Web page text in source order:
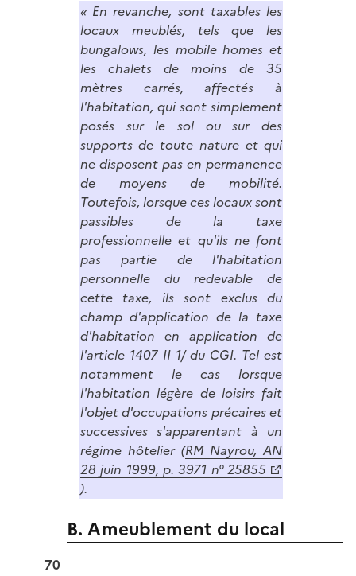
« En revanche, sont taxables les
locaux meublés, tels que les
bungalows, les mobile homes et
les chalets de moins de 35
mètres carrés, affectés à
l'habitation, qui sont simplement
posés sur le sol ou sur des
supports de toute nature et qui
ne disposent pas en permanence
de moyens de mobilité.
Toutefois, lorsque ces locaux sont
passibles de la taxe
professionnelle et qu'ils ne font
pas partie de l'habitation
personnelle du redevable de
cette taxe, ils sont exclus du
champ d'application de la taxe
d'habitation en application de
l'article 1407 II 1/ du CGI. Tel est
notamment le cas lorsque
l'habitation légère de loisirs fait
l'objet d'occupations précaires et
successives s'apparentant à un
régime hôtelier (RM Nayrou, AN
28 juin 1999, p. 3971 n° 25855
).
B. Ameublement du local
70